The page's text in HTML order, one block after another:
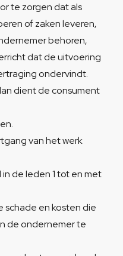
te zorgen dat als
of zaken leveren,
behoren,
dat de uitvoering
ondervindt.
dient de consument
van het werk
de leden 1 tot en met
schade en kosten die
de ondernemer te